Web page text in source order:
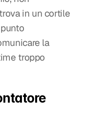
in un cortile
la
troppo